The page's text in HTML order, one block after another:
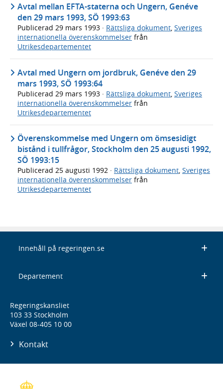
Avtal mellan EFTA-staterna och Ungern, Genéve
den 29 mars 1993, SÖ 1993:63
Publicerad 29 mars 1993 · Rättsliga dokument, Sveriges
internationella överenskommelser från
Utrikesdepartementet
Avtal med Ungern om jordbruk, Genéve den 29
mars 1993, SÖ 1993:64
Publicerad 29 mars 1993 · Rättsliga dokument Sveriges
internationella överenskommelser från
Utrikesdepartementet
Överenskommelse med Ungern om ömsesidigt
bistånd i tullfrågor, Stockholm den 25 augusti 1992,
SÖ 1993:15
Publicerad 25 augusti 1992 · Rättsliga dokument, Sveriges
internationella överenskommelser från
Utrikesdepartementet
Innehåll på regeringen.se
Departement
Regeringskansliet
103 33 Stockholm
Växel 08-405 10 00
Kontakt